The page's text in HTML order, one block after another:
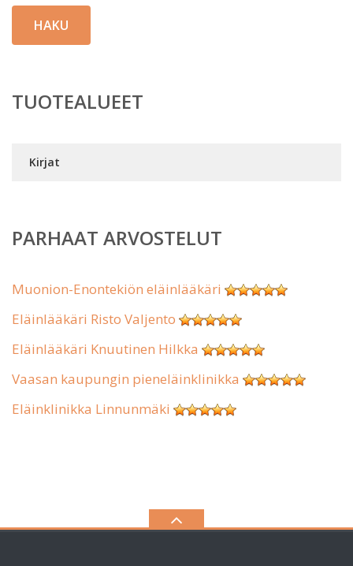
HAKU
TUOTEALUEET
Kirjat
PARHAAT ARVOSTELUT
Muonion-Enontekiön eläinlääkäri
Eläinlääkäri Risto Valjento
Eläinlääkäri Knuutinen Hilkka
Vaasan kaupungin pieneläinklinikka
Eläinklinikka Linnunmäki